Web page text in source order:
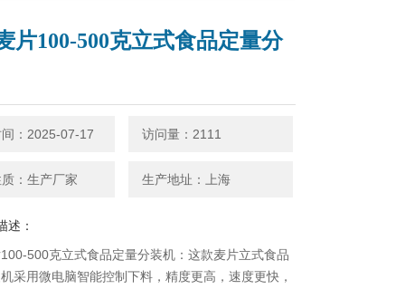
片100-500克立式食品定量分
：2025-07-17 访问量：2111
：生产厂家 生产地址：上海
述：
500克立式食品定量分装机：这款麦片立式食品
采用微电脑智能控制下料，精度更高，速度更快，